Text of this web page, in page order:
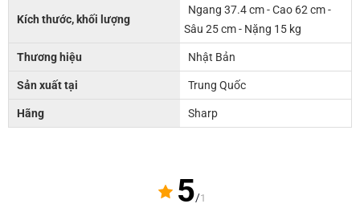
Kích thước, khối lượng
Ngang 37.4 cm - Cao 62 cm -
Sâu 25 cm - Nặng 15 kg
Thương hiệu Nhật Bản
Sản xuất tại Trung Quốc
Hãng Sharp
5/1